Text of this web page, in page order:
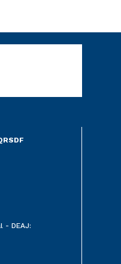
- DEAJ: